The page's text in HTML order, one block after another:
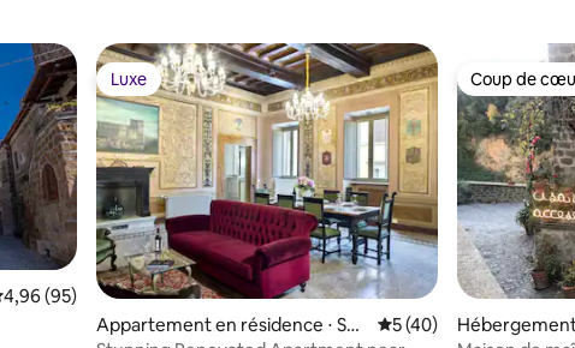
: 4,97 sur 5
appréciés
moyenne sur la base de 95 commentaires : 4,96 sur 5
4,96 (95)
Luxe
Luxe
Appartement en résidence ⋅ Sori
Évaluation moyenne
5 (40)
Coup de
Coup de